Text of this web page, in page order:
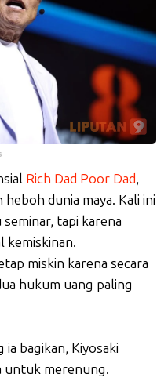
Rich Dad Poor Dad,
dunia maya. Kali ini
tapi karena
kemiskinan.
miskin karena secara
hukum uang paling
bagikan, Kiyosaki
untuk merenung.